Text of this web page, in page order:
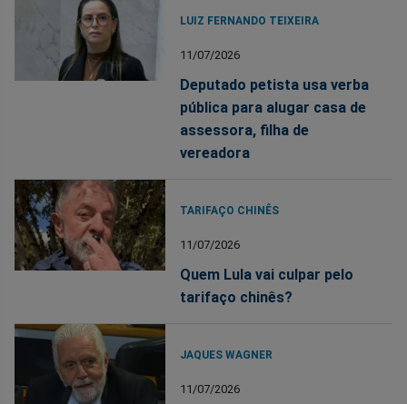
LUIZ FERNANDO TEIXEIRA
11/07/2026
Deputado petista usa verba
pública para alugar casa de
assessora, filha de
vereadora
TARIFAÇO CHINÊS
11/07/2026
Quem Lula vai culpar pelo
tarifaço chinês?
JAQUES WAGNER
11/07/2026